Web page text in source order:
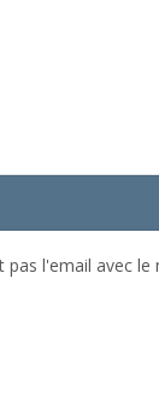
l'email avec